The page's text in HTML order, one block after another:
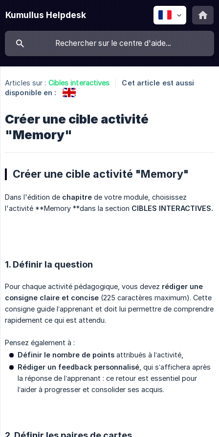
Kumullus Helpdesk
Articles sur : Cibles interactives
Cet article est aussi
disponible en :
Créer une cible activité
"Memory"
Créer une cible activité "Memory"
Dans l'édition de chapitre de votre module, choisissez
l'activité **Memory **dans la section CIBLES INTERACTIVES.
1. Définir la question
Pour chaque activité pédagogique, vous devez rédiger une
consigne claire et concise (225 caractères maximum). Cette
consigne guide l’apprenant et doit lui permettre de comprendre
rapidement ce qui est attendu.
Pensez également à :
Définir le nombre de points attribués à l’activité,
Rédiger un feedback personnalisé , qui s’affichera après
la réponse de l’apprenant : ce retour est essentiel pour
l’aider à progresser et consolider ses acquis.